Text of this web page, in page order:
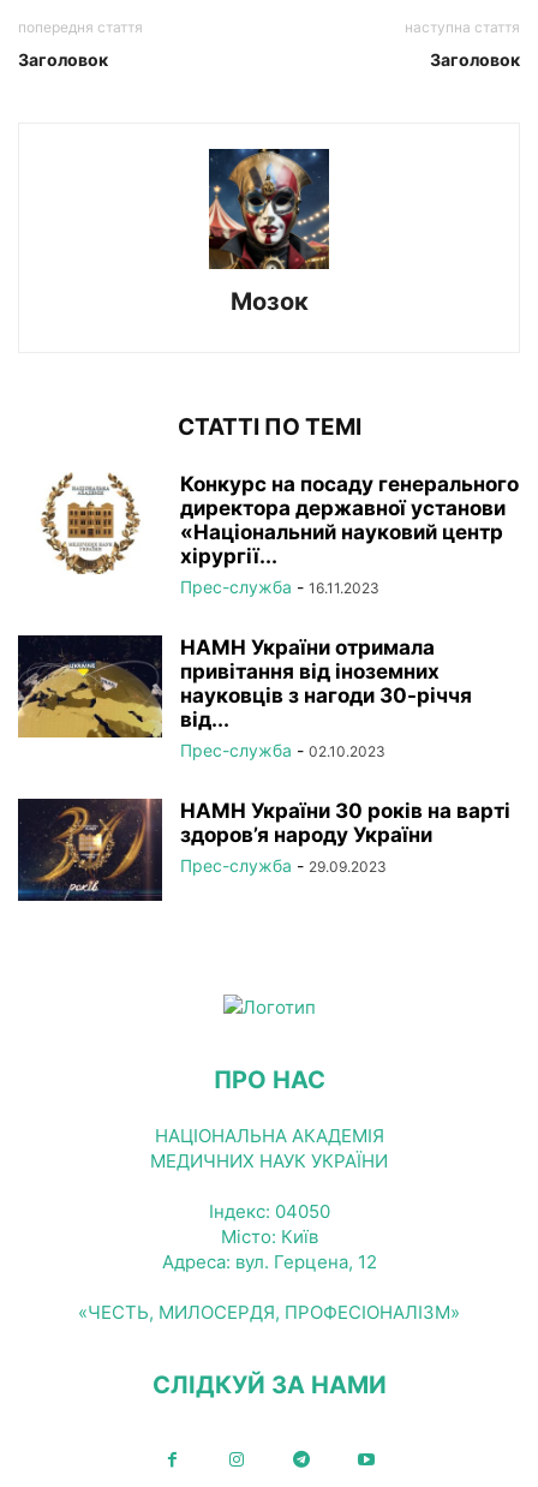
попередня стаття
Заголовок
наступна стаття
Заголовок
Мозок
СТАТТІ ПО ТЕМІ
Конкурс на посаду генерального
директора державної установи
«Національний науковий центр
хірургії...
Прес-служба - 16.11.2023
НАМН України отримала
привітання від іноземних
науковців з нагоди 30-річчя
від...
Прес-служба - 02.10.2023
НАМН України 30 років на варті
здоров’я народу України
Прес-служба - 29.09.2023
ПРО НАС
НАЦІОНАЛЬНА АКАДЕМІЯ
МЕДИЧНИХ НАУК УКРАЇНИ
Індекс: 04050
Місто: Київ
Адреса: вул. Герцена, 12
«ЧЕСТЬ, МИЛОСЕРДЯ, ПРОФЕСІОНАЛІЗМ»
СЛІДКУЙ ЗА НАМИ